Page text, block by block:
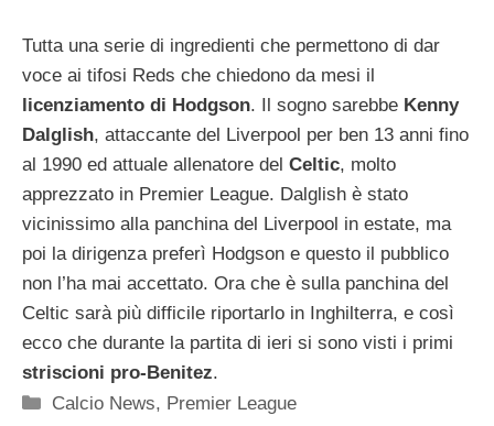
Tutta una serie di ingredienti che permettono di dar
voce ai tifosi Reds che chiedono da mesi il
licenziamento di Hodgson. Il sogno sarebbe Kenny
Dalglish, attaccante del Liverpool per ben 13 anni fino
al 1990 ed attuale allenatore del Celtic, molto
apprezzato in Premier League. Dalglish è stato
vicinissimo alla panchina del Liverpool in estate, ma
poi la dirigenza preferì Hodgson e questo il pubblico
non l’ha mai accettato. Ora che è sulla panchina del
Celtic sarà più difficile riportarlo in Inghilterra, e così
ecco che durante la partita di ieri si sono visti i primi
striscioni pro-Benitez.
Categorie
Calcio News, Premier League